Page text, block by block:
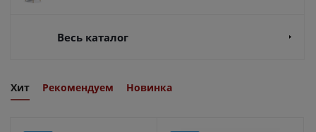
Весь каталог
Хит Рекомендуем Новинка